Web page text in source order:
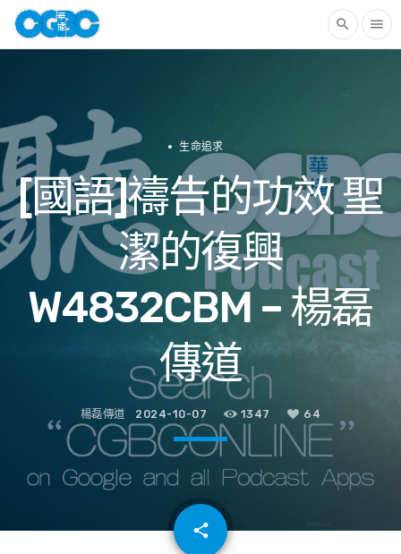
search menu
生命追求
[國語]禱告的功效 聖
潔的復興
W4832CBM – 楊磊
傳道
楊磊傳道 2024-10-07 1347 64
share
email